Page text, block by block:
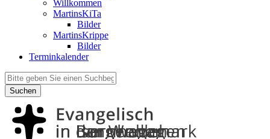
Willkommen
MartinsKiTa
Bilder
MartinsKrippe
Bilder
Terminkalender
Suchen